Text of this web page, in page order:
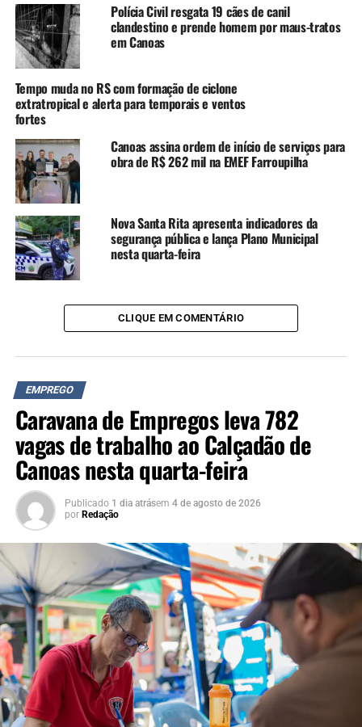
Polícia Civil resgata 19 cães de canil
clandestino e prende homem por maus-tratos
em Canoas
Tempo muda no RS com formação de ciclone
extratropical e alerta para temporais e ventos
fortes
Canoas assina ordem de início de serviços para
obra de R$ 262 mil na EMEF Farroupilha
Nova Santa Rita apresenta indicadores da
segurança pública e lança Plano Municipal
nesta quarta-feira
CLIQUE EM COMENTÁRIO
EMPREGO
Caravana de Empregos leva 782
vagas de trabalho ao Calçadão de
Canoas nesta quarta-feira
Publicado 1 dia atrásem 4 de agosto de 2026
por Redação